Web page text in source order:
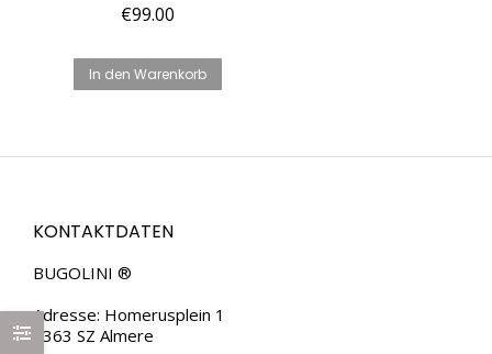
QUARZ-
€99.00
In den Warenkorb
KONTAKTDATEN
BUGOLINI ®
Adresse: Homerusplein 1
1363 SZ Almere